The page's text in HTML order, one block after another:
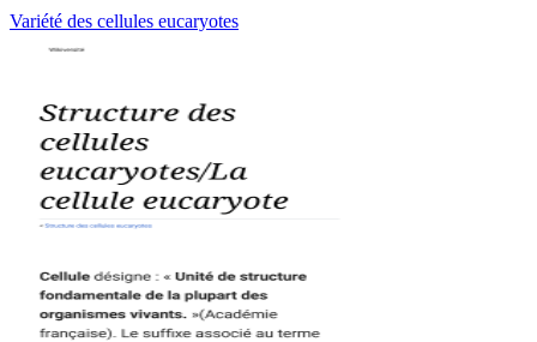
Variété des cellules eucaryotes